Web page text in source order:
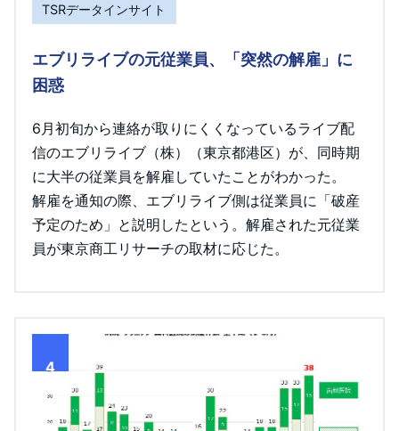
TSRデータインサイト
エブリライブの元従業員、「突然の解雇」に
困惑
6月初旬から連絡が取りにくくなっているライブ配
信のエブリライブ（株）（東京都港区）が、同時期
に大半の従業員を解雇していたことがわかった。
解雇を通知の際、エブリライブ側は従業員に「破産
予定のため」と説明したという。解雇された元従業
員が東京商工リサーチの取材に応じた。
4